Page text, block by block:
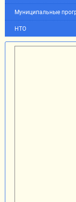
Муниципальные
НТО